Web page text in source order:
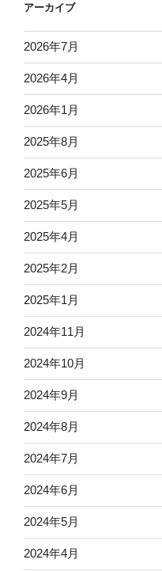
アーカイブ
2026年7月
2026年4月
2026年1月
2025年8月
2025年6月
2025年5月
2025年4月
2025年2月
2025年1月
2024年11月
2024年10月
2024年9月
2024年8月
2024年7月
2024年6月
2024年5月
2024年4月